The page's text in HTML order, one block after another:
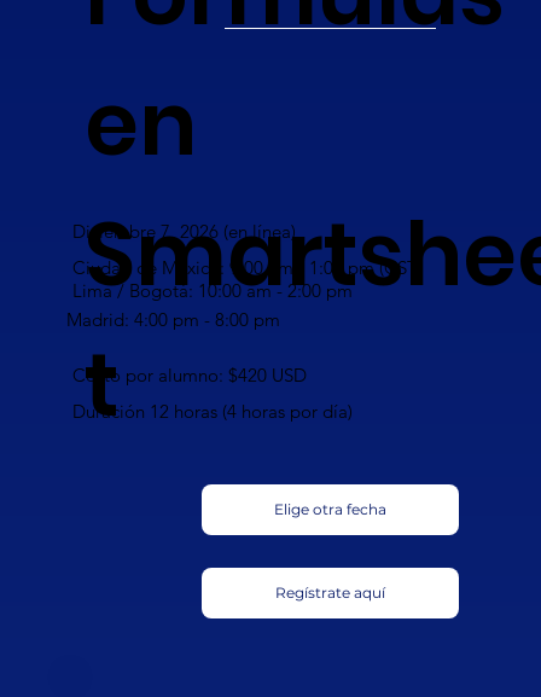
en
t
Diciembre 7, 2026 (en línea)
Elige otra fecha
Duración 12 horas (4 horas por día)
Regístrate aquí
Costo por alumno: $420 USD
Lima / Bogotá: 10:00 am - 2:00 pm
Ciudad de México: 9:00 am - 1:00 pm (CST)
Madrid: 4:00 pm - 8:00 pm